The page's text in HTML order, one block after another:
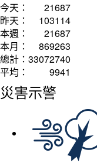
今天：
21687
昨天：
103114
本週：
21687
本月：
869263
總計： 33072740
平均：
9941
災害示警